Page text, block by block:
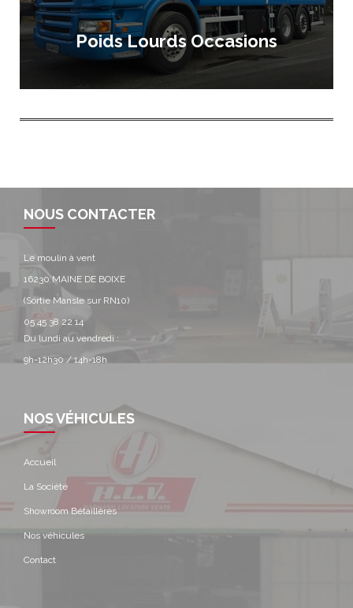
Poids Lourds Occasions
NOUS CONTACTER
Le moulin à vent
16230 MAINE DE BOIXE
(Sortie Mansle sur RN10)
05 45 38 22 14
Du lundi au vendredi :
9h-12h30 / 14h-18h
NOS VÉHICULES
Accueil
La Société
Showroom Bétaillères
Nos véhicules
Contact